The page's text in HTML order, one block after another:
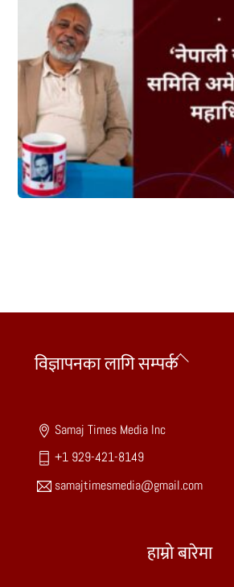
Back
विज्ञापनका लागि सम्पर्क
Samaj Times Media Inc
+1 929-421-8149
samajtimesmedia@gmail.com
हाम्रो बारेमा